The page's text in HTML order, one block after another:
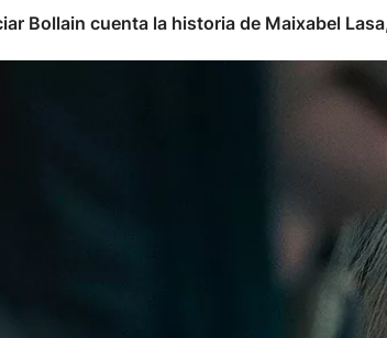
Bollain cuenta la historia de Maixabel